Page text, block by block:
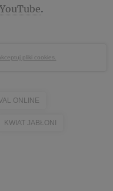
.
pliki cookies.
ONLINE
KWIAT JABŁONI